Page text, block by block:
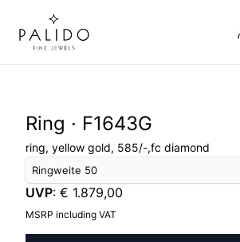
Ring · F1643G
ring, yellow gold, 585/-,fc diamond
Ringweite 50
UVP: € 1.879,00
MSRP including VAT